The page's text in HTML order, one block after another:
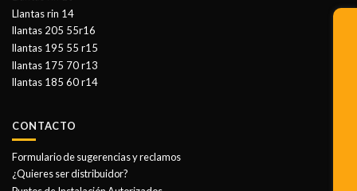
Llantas rin 14
llantas 205 55r16
llantas 195 55 r15
llantas 175 70 r13
llantas 185 60 r14
CONTACTO
Formulario de sugerencias y reclamos
¿Quieres ser distribuidor?